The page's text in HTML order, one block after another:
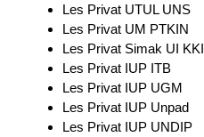
Les Privat UTUL UNS
Les Privat UM PTKIN
Les Privat Simak UI KKI
Les Privat IUP ITB
Les Privat IUP UGM
Les Privat IUP Unpad
Les Privat IUP UNDIP